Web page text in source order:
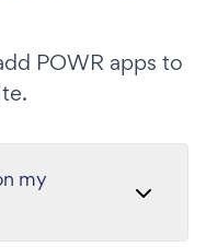
POWR apps to
my